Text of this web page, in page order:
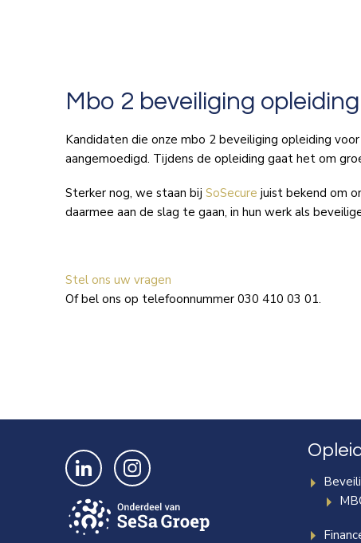
Mbo 2 beveiliging
Kandidaten die onze mbo 2 beveiliging opleiding
aangemoedigd. Tijdens de opleiding gaat het om
Sterker nog, we staan bij SoSecure juist bekend om
daarmee aan de slag te gaan, in hun werk als
Stel ons uw vragen
Of bel ons op telefoonnummer 030 410 03 01.
Bekijk ons op LinkedIn Bekijk ons op Instagram